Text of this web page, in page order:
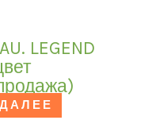
LEGEND